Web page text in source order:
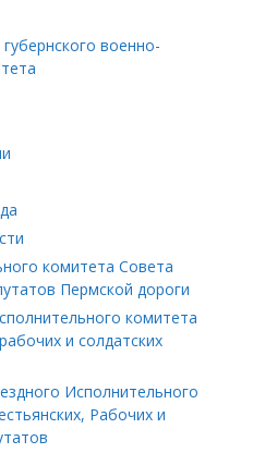
военно-
комитета Совета
Пермской дороги
комитета
и солдатских
Исполнительного
Рабочих и